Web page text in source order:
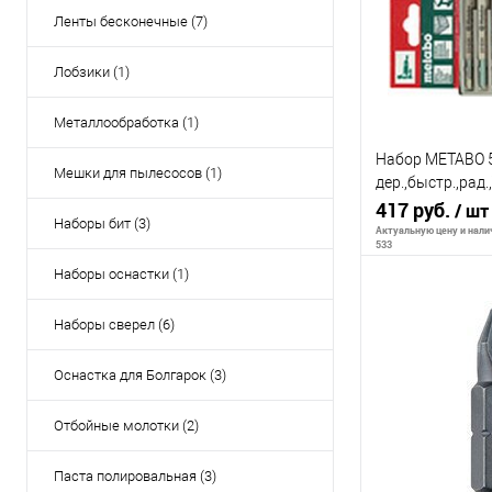
Ленты бесконечные (7)
Лобзики (1)
Металлообработка (1)
Мешки для пылесосов (1)
Наборы бит (3)
Наборы оснастки (1)
Наборы сверел (6)
Оснастка для Болгарок (3)
Отбойные молотки (2)
Паста полировальная (3)
К сравнению
В избранное
Набор METABO
HCS
417 руб. / шт
Актуальную цену и
533
В
К сравнению